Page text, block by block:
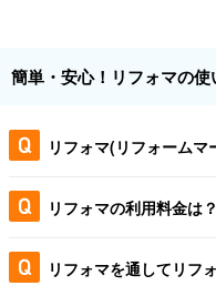
簡単・安心！リフォマの使
リフォマ(リフォームマ
リフォマの利用料金は？
リフォマを通してリフ